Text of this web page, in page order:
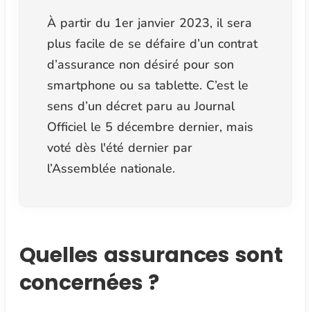
À partir du 1er janvier 2023, il sera
plus facile de se défaire d’un contrat
d’assurance non désiré pour son
smartphone ou sa tablette. C’est le
sens d’un décret paru au Journal
Officiel le 5 décembre dernier, mais
voté dès l'été dernier par
l’Assemblée nationale.
Quelles assurances sont
concernées ?